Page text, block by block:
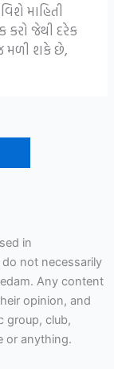
માહિતી
જેથી દરેક
મળી શકે છે,
in
not necessarily
Any content
opinion, and
group, club,
or anything.